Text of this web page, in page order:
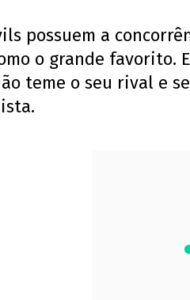
possuem a
o grande favorito.
teme o seu rival e